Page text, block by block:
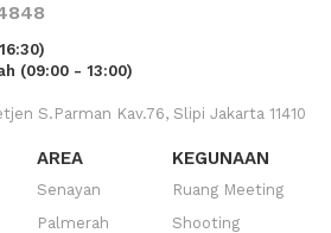
(09:00 - 13:00)
S.Parman Kav.76, Slipi Jakarta 11410
AREA
Senayan
Palmerah
KEGUNAAN
Ruang Meeting
Shooting